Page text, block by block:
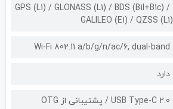
GPS (L1) / GLONASS (L1) / BDS (B1I+B1c) /
GALILEO (E1) / QZSS (L1)
Wi-Fi 802.11 a/b/g/n/ac/6, dual-band
دارد
USB Type-C 2.0 / پشتیبانی از OTG